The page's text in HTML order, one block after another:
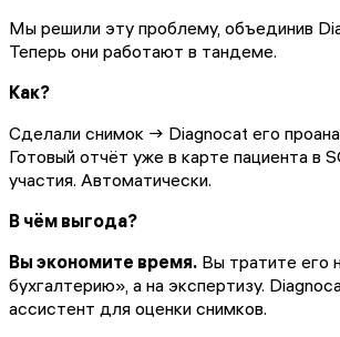
Мы решили эту проблему, объединив
Теперь они работают в тандеме.
Как?
Сделали снимок → Diagnocat его
Готовый отчёт уже в карте пациента в
участия. Автоматически.
В чём выгода?
Вы экономите время. Вы тратите его
бухгалтерию», а на экспертизу.
ассистент для оценки снимков.